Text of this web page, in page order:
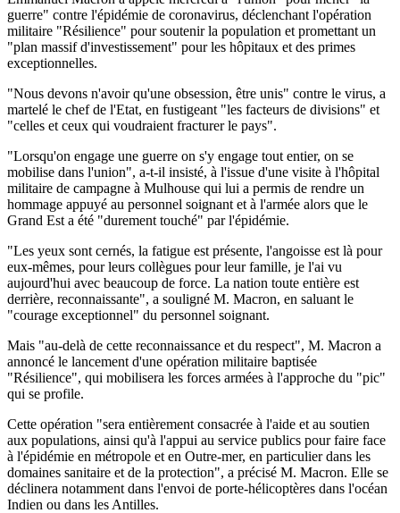
guerre" contre l'épidémie de coronavirus, déclenchant l'opération
militaire "Résilience" pour soutenir la population et promettant un
"plan massif d'investissement" pour les hôpitaux et des primes
exceptionnelles.
"Nous devons n'avoir qu'une obsession, être unis" contre le virus, a
martelé le chef de l'Etat, en fustigeant "les facteurs de divisions" et
"celles et ceux qui voudraient fracturer le pays".
"Lorsqu'on engage une guerre on s'y engage tout entier, on se
mobilise dans l'union", a-t-il insisté, à l'issue d'une visite à l'hôpital
militaire de campagne à Mulhouse qui lui a permis de rendre un
hommage appuyé au personnel soignant et à l'armée alors que le
Grand Est a été "durement touché" par l'épidémie.
"Les yeux sont cernés, la fatigue est présente, l'angoisse est là pour
eux-mêmes, pour leurs collègues pour leur famille, je l'ai vu
aujourd'hui avec beaucoup de force. La nation toute entière est
derrière, reconnaissante", a souligné M. Macron, en saluant le
"courage exceptionnel" du personnel soignant.
Mais "au-delà de cette reconnaissance et du respect", M. Macron a
annoncé le lancement d'une opération militaire baptisée
"Résilience", qui mobilisera les forces armées à l'approche du "pic"
qui se profile.
Cette opération "sera entièrement consacrée à l'aide et au soutien
aux populations, ainsi qu'à l'appui au service publics pour faire face
à l'épidémie en métropole et en Outre-mer, en particulier dans les
domaines sanitaire et de la protection", a précisé M. Macron. Elle se
déclinera notamment dans l'envoi de porte-hélicoptères dans l'océan
Indien ou dans les Antilles.